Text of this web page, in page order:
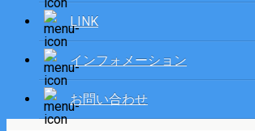
LINK
インフォメーション
お問い合わせ